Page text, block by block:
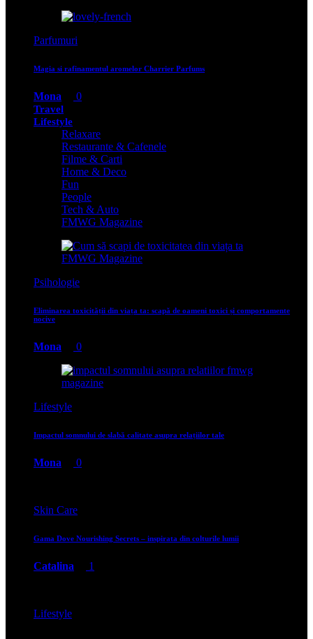
Parfumuri
Magia si rafinamentul aromelor Charrier Parfums
Mona 0
Travel
Lifestyle
Relaxare
Restaurante & Cafenele
Filme & Carti
Home & Deco
Fun
People
Tech & Auto
FMWG Magazine
Psihologie
Eliminarea toxicității din viața ta: scapă de oameni toxici și comportamente
nocive
Mona 0
Lifestyle
Impactul somnului de slabă calitate asupra relațiilor tale
Mona 0
Skin Care
Gama Dove Nourishing Secrets – inspirata din colturile lumii
Catalina 1
Lifestyle